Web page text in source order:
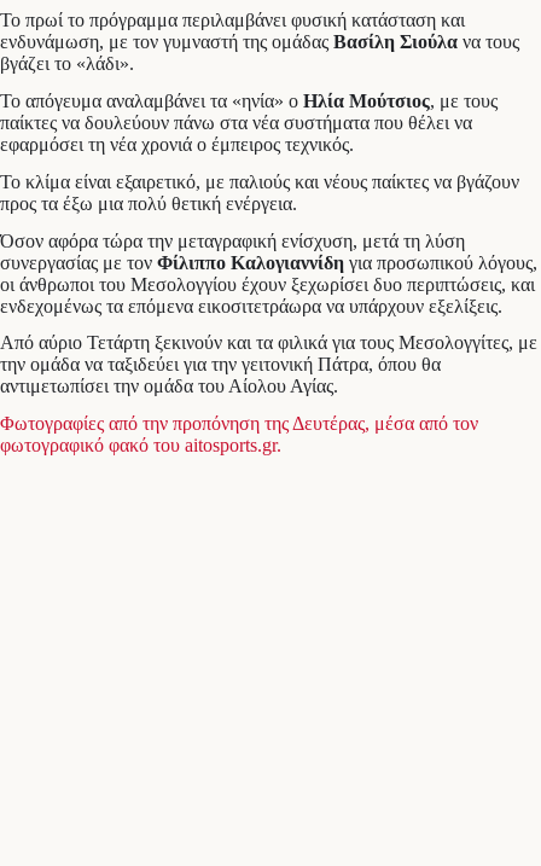
Το πρωί το πρόγραμμα περιλαμβάνει φυσική κατάσταση και
ενδυνάμωση, με τον γυμναστή της ομάδας Βασίλη Σιούλα να τους
βγάζει το «λάδι».
Το απόγευμα αναλαμβάνει τα «ηνία» ο Ηλία Μούτσιος, με τους
παίκτες να δουλεύουν πάνω στα νέα συστήματα που θέλει να
εφαρμόσει τη νέα χρονιά ο έμπειρος τεχνικός.
Το κλίμα είναι εξαιρετικό, με παλιούς και νέους παίκτες να βγάζουν
προς τα έξω μια πολύ θετική ενέργεια.
Όσον αφόρα τώρα την μεταγραφική ενίσχυση, μετά τη λύση
συνεργασίας με τον Φίλιππο Καλογιαννίδη για προσωπικού λόγους,
οι άνθρωποι του Μεσολογγίου έχουν ξεχωρίσει δυο περιπτώσεις, και
ενδεχομένως τα επόμενα εικοσιτετράωρα να υπάρχουν εξελίξεις.
Από αύριο Τετάρτη ξεκινούν και τα φιλικά για τους Μεσολογγίτες, με
την ομάδα να ταξιδεύει για την γειτονική Πάτρα, όπου θα
αντιμετωπίσει την ομάδα του Αίολου Αγίας.
Φωτογραφίες από την προπόνηση της Δευτέρας, μέσα από τον
φωτογραφικό φακό του aitosports.gr.